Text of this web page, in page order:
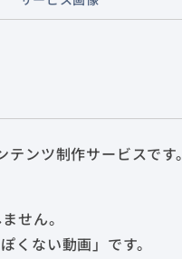
テンツ制作サービスです。
せん。
くない動画」です。